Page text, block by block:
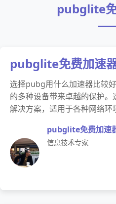
pubglite
pubglite免费加速
选择pubg用什么加速器比较
的多种设备带来卓越的保护
解决方案，适用于各种网络环
pubglite免费加速
信息技术专家